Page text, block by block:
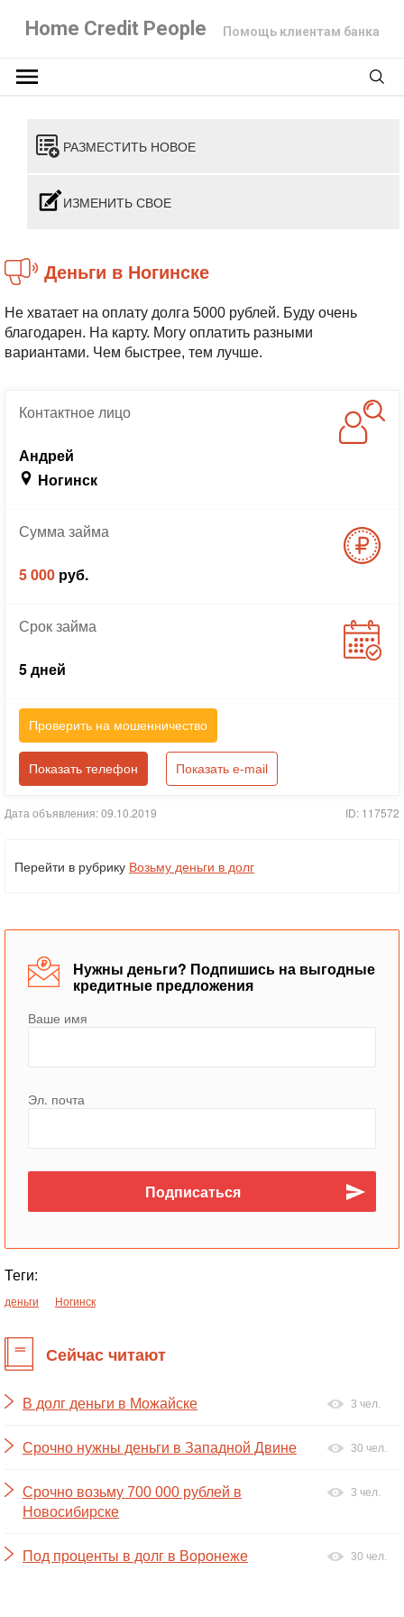
Home Credit People Помощь клиентам банка
РАЗМЕСТИТЬ НОВОЕ
ИЗМЕНИТЬ СВОЕ
Деньги в Ногинске
Не хватает на оплату долга 5000 рублей. Буду очень
благодарен. На карту. Могу оплатить разными
вариантами. Чем быстрее, тем лучше.
Контактноелицо
Андрей
Ногинск
Суммазайма
5 000 руб.
Срокзайма
5 дней
Проверить на мошенничество
Показать телефон Показать e-mail
Дата объявления: 09.10.2019 ID: 117572
Перейти в рубрику Возьму деньги в долг
Нужны деньги? Подпишись на выгодные
кредитные предложения
Ваше имя
Эл. почта
Теги:
деньги Ногинск
Сейчас читают
В долг деньги в Можайске 3 чел.
Срочно нужны деньги в Западной Двине 30 чел.
Срочно возьму 700 000 рублей в
Новосибирске
3 чел.
Под проценты в долг в Воронеже 30 чел.